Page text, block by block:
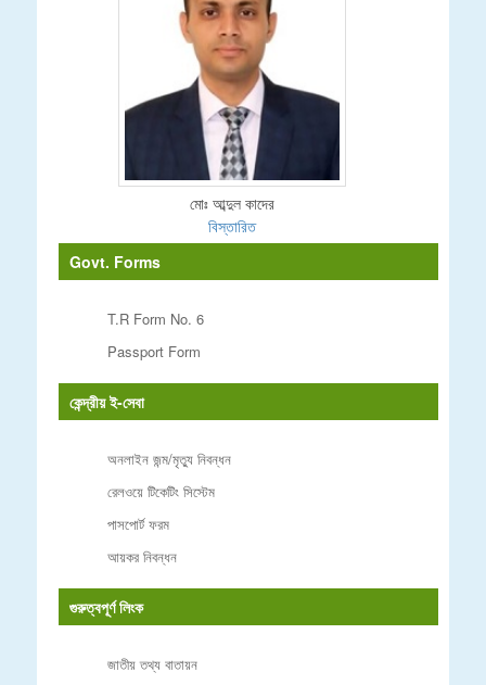
মোঃ আব্দুল কাদের
বিস্তারিত
Govt. Forms
T.R Form No. 6
Passport Form
কেন্দ্রীয় ই-সেবা
অনলাইন জন্ম/মৃত্যু নিবন্ধন
রেলওয়ে টিকেটিং সিস্টেম
পাসপোর্ট ফরম
আয়কর নিবন্ধন
গুরুত্বপূর্ণ লিংক
জাতীয় তথ্য বাতায়ন